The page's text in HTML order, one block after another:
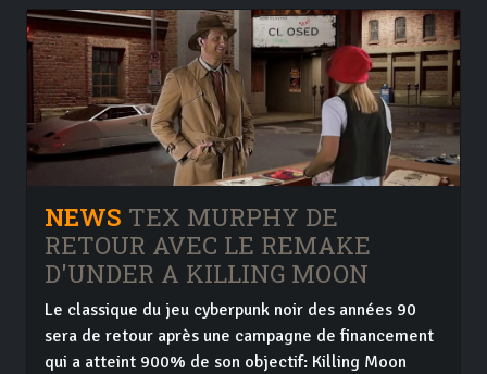
NEWS TEX MURPHY DE
RETOUR AVEC LE REMAKE
D'UNDER A KILLING MOON
Le classique du jeu cyberpunk noir des années 90
sera de retour après une campagne de financement
qui a atteint 900% de son objectif: Killing Moon